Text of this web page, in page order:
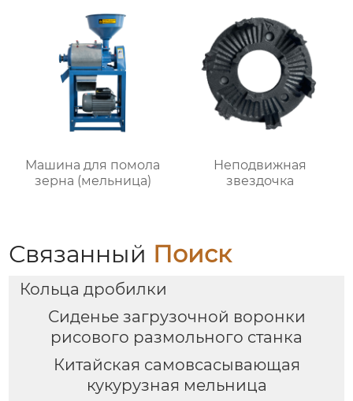
Машина для помола
зерна (мельница)
Неподвижная
звездочка
Связанный Поиск
Кольца дробилки
Сиденье загрузочной воронки
рисового размольного станка
Китайская самовсасывающая
кукурузная мельница